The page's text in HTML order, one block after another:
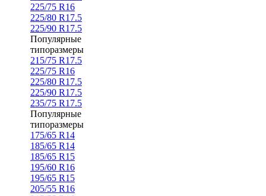
225/75 R16
225/80 R17.5
225/90 R17.5
Популярные
типоразмеры
215/75 R17.5
225/75 R16
225/80 R17.5
225/90 R17.5
235/75 R17.5
Популярные
типоразмеры
175/65 R14
185/65 R14
185/65 R15
195/60 R16
195/65 R15
205/55 R16